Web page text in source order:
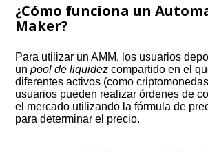
¿Cómo funciona un
Maker?
Para utilizar un AMM, los usuarios
unpool de liquidez compartido en el
diferentes activos (como
usuarios pueden realizar órdenes de
el mercado utilizando la fórmula de
para determinar el precio.